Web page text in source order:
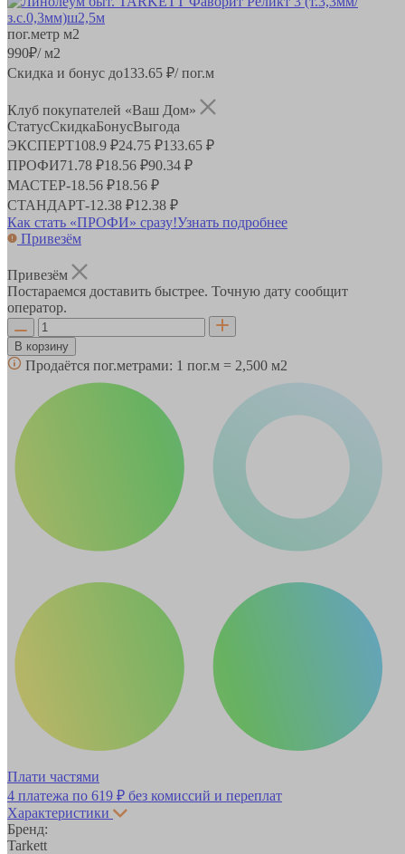
пог.метр м2
990₽/ м2
Скидка и бонус до133.65 ₽/ пог.м
Клуб покупателей «Ваш Дом»
СтатусСкидкаБонусВыгода
ЭКСПЕРТ108.9 ₽24.75 ₽133.65 ₽
ПРОФИ71.78 ₽18.56 ₽90.34 ₽
МАСТЕР-18.56 ₽18.56 ₽
СТАНДАРТ-12.38 ₽12.38 ₽
Как стать «ПРОФИ» сразу!Узнать подробнее
Привезём
Привезём
Постараемся доставить быстрее. Точную дату сообщит
оператор.
В корзину
Продаётся пог.метрами: 1 пог.м = 2,500 м2
Плати частями
4 платежа по 619 ₽ без комиссий и переплат
Характеристики
Бренд:
Tarkett